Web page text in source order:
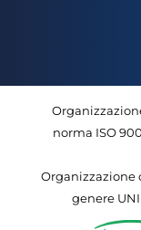
norma ISO
Organizzazione
genere UNI